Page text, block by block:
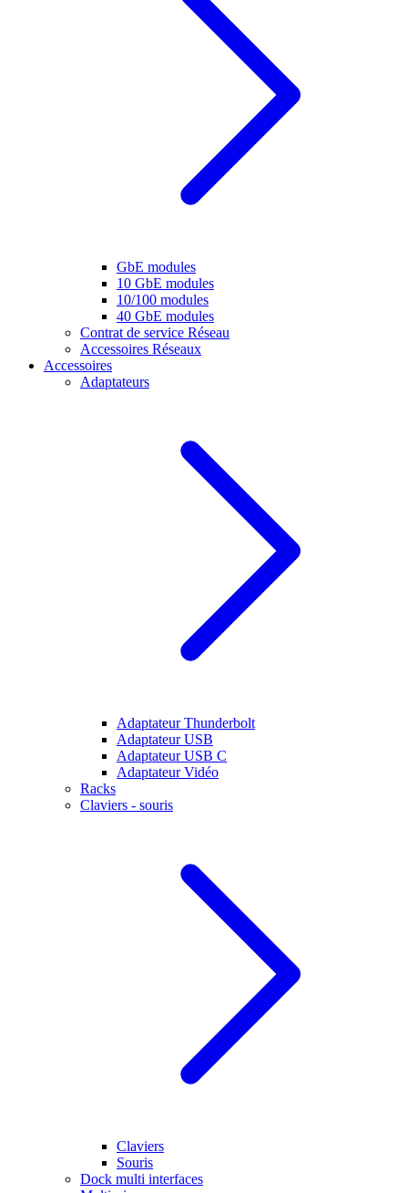
GbE modules
10 GbE modules
10/100 modules
40 GbE modules
Contrat de service Réseau
Accessoires Réseaux
Accessoires
Adaptateurs
Adaptateur Thunderbolt
Adaptateur USB
Adaptateur USB C
Adaptateur Vidéo
Racks
Claviers - souris
Claviers
Souris
Dock multi interfaces